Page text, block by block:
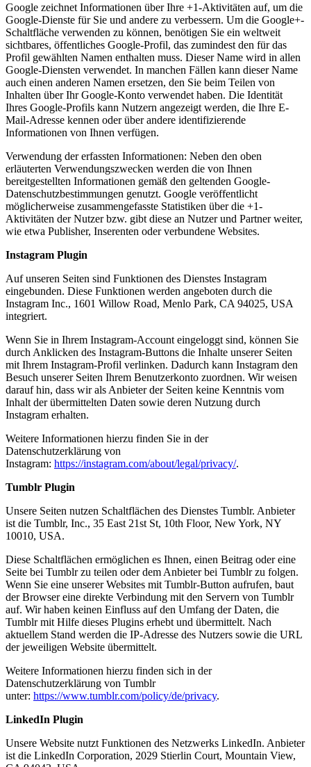
Google zeichnet Informationen über Ihre +1-Aktivitäten auf, um die
Google-Dienste für Sie und andere zu verbessern. Um die Google+-
Schaltfläche verwenden zu können, benötigen Sie ein weltweit
sichtbares, öffentliches Google-Profil, das zumindest den für das
Profil gewählten Namen enthalten muss. Dieser Name wird in allen
Google-Diensten verwendet. In manchen Fällen kann dieser Name
auch einen anderen Namen ersetzen, den Sie beim Teilen von
Inhalten über Ihr Google-Konto verwendet haben. Die Identität
Ihres Google-Profils kann Nutzern angezeigt werden, die Ihre E-
Mail-Adresse kennen oder über andere identifizierende
Informationen von Ihnen verfügen.
Verwendung der erfassten Informationen: Neben den oben
erläuterten Verwendungszwecken werden die von Ihnen
bereitgestellten Informationen gemäß den geltenden Google-
Datenschutzbestimmungen genutzt. Google veröffentlicht
möglicherweise zusammengefasste Statistiken über die +1-
Aktivitäten der Nutzer bzw. gibt diese an Nutzer und Partner weiter,
wie etwa Publisher, Inserenten oder verbundene Websites.
Instagram Plugin
Auf unseren Seiten sind Funktionen des Dienstes Instagram
eingebunden. Diese Funktionen werden angeboten durch die
Instagram Inc., 1601 Willow Road, Menlo Park, CA 94025, USA
integriert.
Wenn Sie in Ihrem Instagram-Account eingeloggt sind, können Sie
durch Anklicken des Instagram-Buttons die Inhalte unserer Seiten
mit Ihrem Instagram-Profil verlinken. Dadurch kann Instagram den
Besuch unserer Seiten Ihrem Benutzerkonto zuordnen. Wir weisen
darauf hin, dass wir als Anbieter der Seiten keine Kenntnis vom
Inhalt der übermittelten Daten sowie deren Nutzung durch
Instagram erhalten.
Weitere Informationen hierzu finden Sie in der
Datenschutzerklärung von
Instagram: https://instagram.com/about/legal/privacy/.
Tumblr Plugin
Unsere Seiten nutzen Schaltflächen des Dienstes Tumblr. Anbieter
ist die Tumblr, Inc., 35 East 21st St, 10th Floor, New York, NY
10010, USA.
Diese Schaltflächen ermöglichen es Ihnen, einen Beitrag oder eine
Seite bei Tumblr zu teilen oder dem Anbieter bei Tumblr zu folgen.
Wenn Sie eine unserer Websites mit Tumblr-Button aufrufen, baut
der Browser eine direkte Verbindung mit den Servern von Tumblr
auf. Wir haben keinen Einfluss auf den Umfang der Daten, die
Tumblr mit Hilfe dieses Plugins erhebt und übermittelt. Nach
aktuellem Stand werden die IP-Adresse des Nutzers sowie die URL
der jeweiligen Website übermittelt.
Weitere Informationen hierzu finden sich in der
Datenschutzerklärung von Tumblr
unter: https://www.tumblr.com/policy/de/privacy.
LinkedIn Plugin
Unsere Website nutzt Funktionen des Netzwerks LinkedIn. Anbieter
ist die LinkedIn Corporation, 2029 Stierlin Court, Mountain View,